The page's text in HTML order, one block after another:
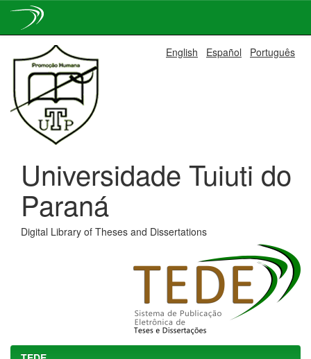
navigation
English Español Português
Universidade Tuiuti do
Paraná
Digital Library of Theses and Dissertations